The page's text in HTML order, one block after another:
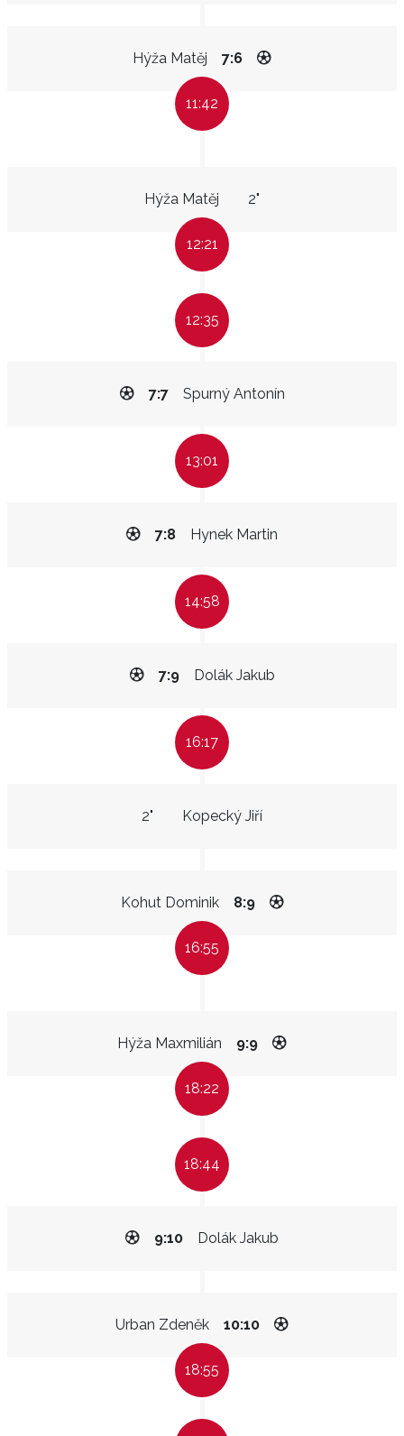
Hýža Matěj 7:6
11:42
Hýža Matěj 2"
12:21
12:35
Spurný Antonín
7:7
13:01
Hynek Martin
7:8
14:58
Dolák Jakub
7:9
16:17
Kopecký Jiří
2"
Kohut Dominik 8:9
16:55
Hýža Maxmilián 9:9
18:22
18:44
Dolák Jakub
9:10
Urban Zdeněk 10:10
18:55